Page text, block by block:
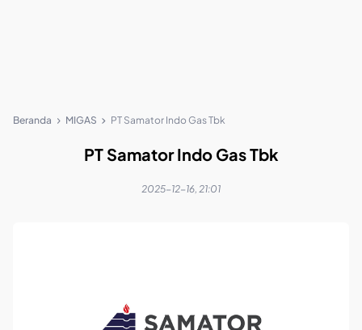
Beranda MIGAS PT Samator Indo Gas Tbk
PT Samator Indo Gas Tbk
2025-12-16, 21:01